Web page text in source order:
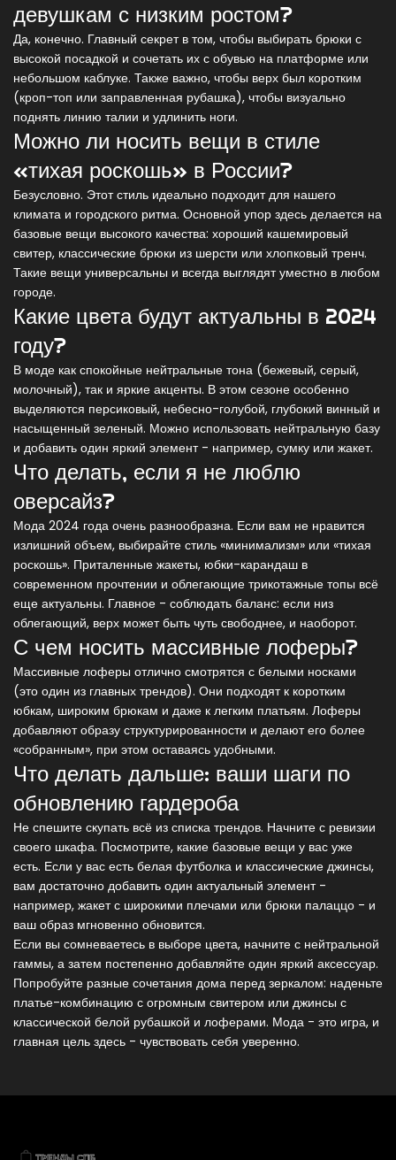
девушкам с низким ростом?
Да, конечно. Главный секрет в том, чтобы выбирать брюки с
высокой посадкой и сочетать их с обувью на платформе или
небольшом каблуке. Также важно, чтобы верх был коротким
(кроп-топ или заправленная рубашка), чтобы визуально
поднять линию талии и удлинить ноги.
Можно ли носить вещи в стиле
«тихая роскошь» в России?
Безусловно. Этот стиль идеально подходит для нашего
климата и городского ритма. Основной упор здесь делается на
базовые вещи высокого качества: хороший кашемировый
свитер, классические брюки из шерсти или хлопковый тренч.
Такие вещи универсальны и всегда выглядят уместно в любом
городе.
Какие цвета будут актуальны в 2024
году?
В моде как спокойные нейтральные тона (бежевый, серый,
молочный), так и яркие акценты. В этом сезоне особенно
выделяются персиковый, небесно-голубой, глубокий винный и
насыщенный зеленый. Можно использовать нейтральную базу
и добавить один яркий элемент - например, сумку или жакет.
Что делать, если я не люблю
оверсайз?
Мода 2024 года очень разнообразна. Если вам не нравится
излишний объем, выбирайте стиль «минимализм» или «тихая
роскошь». Приталенные жакеты, юбки-карандаш в
современном прочтении и облегающие трикотажные топы всё
еще актуальны. Главное - соблюдать баланс: если низ
облегающий, верх может быть чуть свободнее, и наоборот.
С чем носить массивные лоферы?
Массивные лоферы отлично смотрятся с белыми носками
(это один из главных трендов). Они подходят к коротким
юбкам, широким брюкам и даже к легким платьям. Лоферы
добавляют образу структурированности и делают его более
«собранным», при этом оставаясь удобными.
Что делать дальше: ваши шаги по
обновлению гардероба
Не спешите скупать всё из списка трендов. Начните с ревизии
своего шкафа. Посмотрите, какие базовые вещи у вас уже
есть. Если у вас есть белая футболка и классические джинсы,
вам достаточно добавить один актуальный элемент -
например, жакет с широкими плечами или брюки палаццо - и
ваш образ мгновенно обновится.
Если вы сомневаетесь в выборе цвета, начните с нейтральной
гаммы, а затем постепенно добавляйте один яркий аксессуар.
Попробуйте разные сочетания дома перед зеркалом: наденьте
платье-комбинацию с огромным свитером или джинсы с
классической белой рубашкой и лоферами. Мода - это игра, и
главная цель здесь - чувствовать себя уверенно.